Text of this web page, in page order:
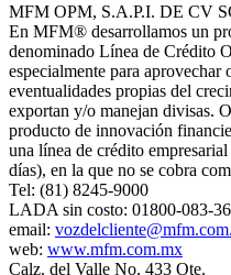
MFM OPM, S.A.P.I. DE CV
En MFM® desarrollamos un
denominado Línea de
especialmente para aprovechar
eventualidades propias del
exportan y/o manejan divisas.
producto de innovación
una línea de crédito
días), en la que no se cobra
Tel: (81) 8245-9000
LADA sin costo: 01800-083-
email:
web: www.mfm.com.mx
Calz. del Valle No. 433 Ote.